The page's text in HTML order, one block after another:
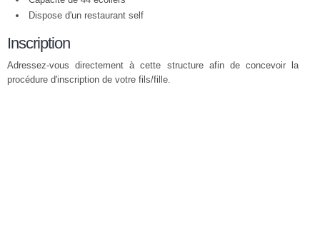
Dispose d'un restaurant self
Inscription
Adressez-vous directement à cette structure afin de concevoir la
procédure d'inscription de votre fils/fille.